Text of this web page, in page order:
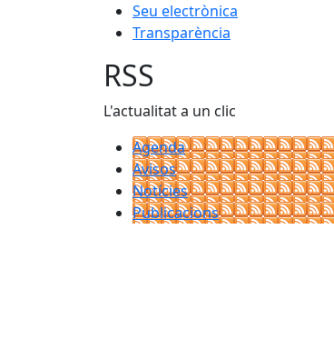
Seu electrònica
Transparència
RSS
L'actualitat a un clic
Agenda
Avisos
Notícies
Publicacions